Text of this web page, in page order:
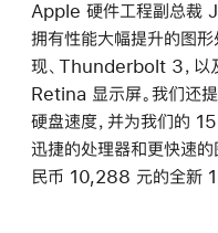
Apple 硬件工程副总裁
拥有性能大幅提升的图
现、Thunderbolt 3，以
Retina 显示屏。我们还
硬盘速度，并为我们的
迅捷的处理器和更快速的
民币 10,288 元的全新